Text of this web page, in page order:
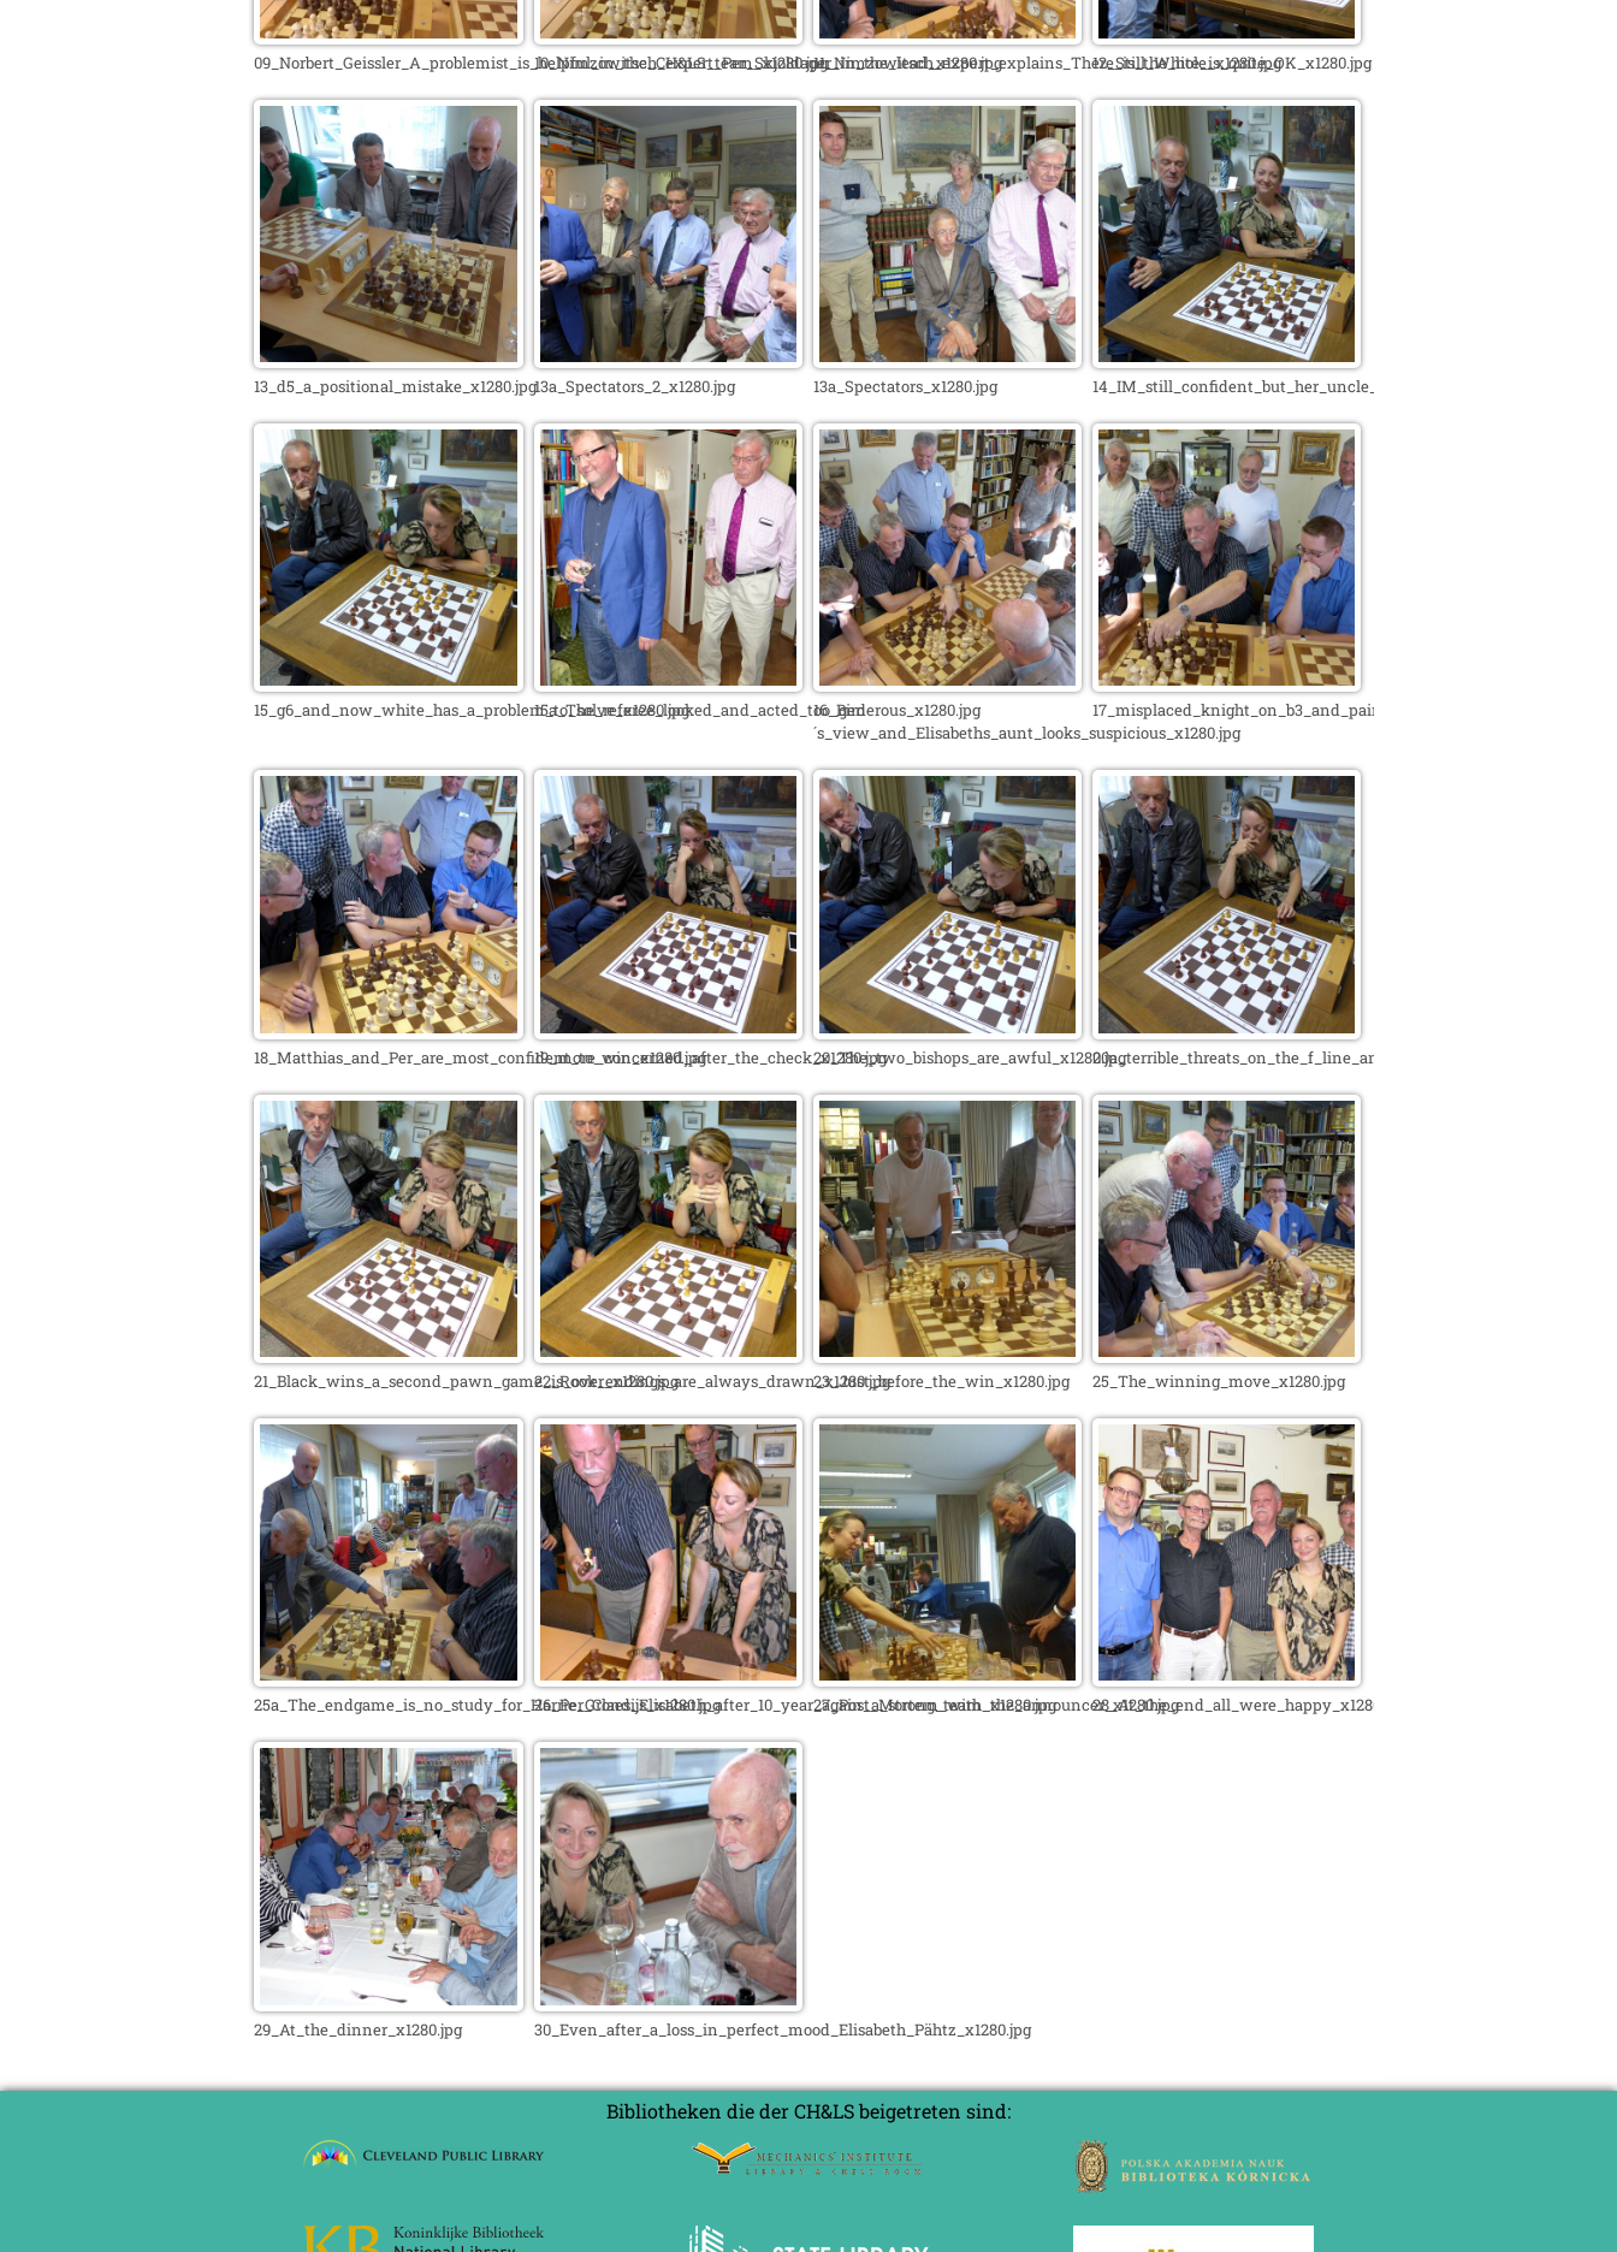
09_Norbert_Geissler_A_problemist_is_helpful_in_the_CH&LS_team_x1280.jpg
10_Nimzowitsch_expert_Per_Skjoldager_in_the_lead_x1280.jpg11_Nimzowitsch_expert_explains_There_is_the_hole_x1280.jpg
12_Still_White_is_quite_OK_x1280.jpg
13_d5_a_positional_mistake_x1280.jpg13a_Spectators_2_x1280.jpg 13a_Spectators_x1280.jpg 14_IM_still_confident_but_her_uncle_is_worried_x1280.jpg
15_g6_and_now_white_has_a_problem_to_solve_x1280.jpg15a_The_referee_looked_and_acted_too_generous_x1280.jpg
16_Bird
´s_view_and_Elisabeths_aunt_looks_suspicious_x1280.jpg
17_misplaced_knight_on_b3_and_pair_of_bishops_x1280.jpg
18_Matthias_and_Per_are_most_confident_to_win_x1280.jpg19_more_concerned_after_the_check_x1280.jpg20_The_two_bishops_are_awful_x1280.jpg
21_Black_wins_a_second_pawn_game_is_over_x1280.jpg22_Rook_endings_are_always_drawn_x1280.jpg23_Just_before_the_win_x1280.jpg 25_The_winning_move_x1280.jpg
25a_The_endgame_is_no_study_for_Harrie_Grondijs_x1280.jpg26_Per_Claes_Elisabeth_after_10_year_again_a_strong_team_x1280.jpg
27_Post_Mortem_with_the_announcer_x1280.jpg28_At_the_end_all_were_happy_x1280.jpg
29_At_the_dinner_x1280.jpg 30_Even_after_a_loss_in_perfect_mood_Elisabeth_Pähtz_x1280.jpg
Bibliotheken die der CH&LS beigetreten sind: